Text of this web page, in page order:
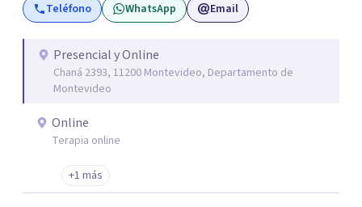
Teléfono WhatsApp Email
Presencial y Online
Chaná 2393, 11200 Montevideo, Departamento de
Montevideo
Online
Terapia online
+1 más